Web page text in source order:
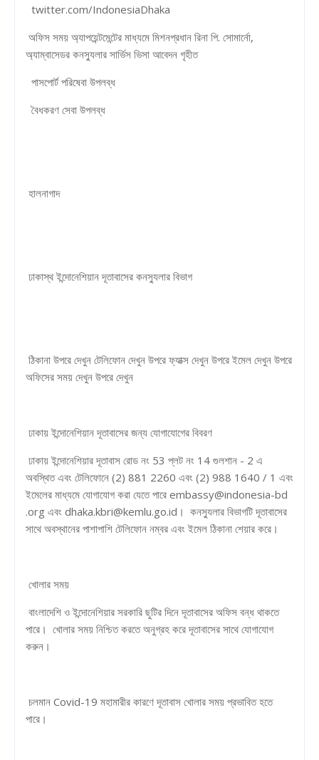
twitter.com/IndonesiaDhaka
অফিস সময় অ্যাপয়েন্টমেন্টের মাধ্যমে মিশনপ্রধান রিনা পি. সোমার্নো,
অ্যাম্বাসেডর কনস্যুলার সার্ভিস ভিসা আবেদন গৃহীত
পাসপোর্ট পরিষেবা উপলব্ধ
বৈধকরণ সেবা উপলব্ধ
হালনাগাদ
ঢাকাস্থ ইন্দোনেশিয়ান দূতাবাসের কনস্যুলার বিভাগ
ঠিকানা উপরে দেখুন টেলিফোন দেখুন উপরে ফ্যাক্স দেখুন উপরে ইমেল দেখুন উপরে
অফিসের সময় দেখুন উপরে দেখুন
ঢাকায় ইন্দোনেশিয়ান দূতাবাসের জন্য যোগাযোগের বিবরণ
ঢাকায় ইন্দোনেশিয়ার দূতাবাস রোড নং 53 প্লট নং 14 গুলশান - 2 এ
অবস্থিত এবং টেলিফোনে (2) 881 2260 এবং (2) 988 1640 / 1 এবং
ইমেলের মাধ্যমে যোগাযোগ করা যেতে পারে embassy@indonesia-bd
.org এবং dhaka.kbri@kemlu.go.id। কনস্যুলার বিভাগটি দূতাবাসের
সাথে অবস্থানের পাশাপাশি টেলিফোন নম্বর এবং ইমেল ঠিকানা শেয়ার করে।
খোলার সময়
বাংলাদেশি ও ইন্দোনেশিয়ার সরকারি ছুটির দিনে দূতাবাসের অফিস বন্ধ থাকতে
পারে। খোলার সময় নিশ্চিত করতে অনুগ্রহ করে দূতাবাসের সাথে যোগাযোগ
করুন।
চলমান Covid-19 মহামারীর কারণে দূতাবাস খোলার সময় প্রভাবিত হতে
পারে।